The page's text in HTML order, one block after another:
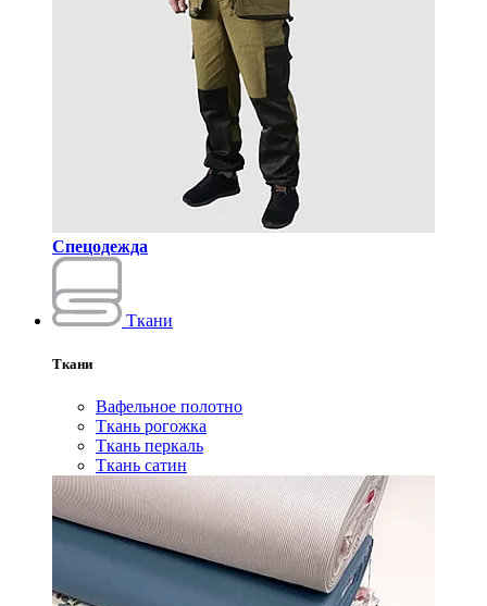
Спецодежда
Ткани
Ткани
Вафельное полотно
Ткань рогожка
Ткань перкаль
Ткань сатин